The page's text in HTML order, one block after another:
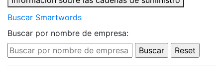
Buscar Smartwords
Buscar por nombre de empresa: